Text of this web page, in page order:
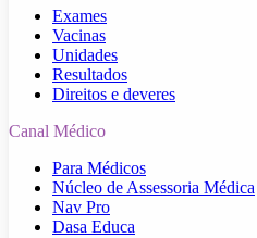
Exames
Vacinas
Unidades
Resultados
Direitos e deveres
Canal Médico
Para Médicos
Núcleo de Assessoria Médica
Nav Pro
Dasa Educa